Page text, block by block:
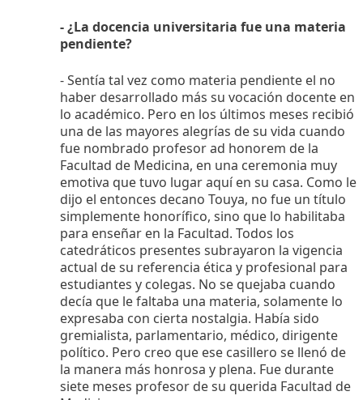
- ¿La docencia universitaria fue una materia
pendiente?
- Sentía tal vez como materia pendiente el no
haber desarrollado más su vocación docente en
lo académico. Pero en los últimos meses recibió
una de las mayores alegrías de su vida cuando
fue nombrado profesor ad honorem de la
Facultad de Medicina, en una ceremonia muy
emotiva que tuvo lugar aquí en su casa. Como le
dijo el entonces decano Touya, no fue un título
simplemente honorífico, sino que lo habilitaba
para enseñar en la Facultad. Todos los
catedráticos presentes subrayaron la vigencia
actual de su referencia ética y profesional para
estudiantes y colegas. No se quejaba cuando
decía que le faltaba una materia, solamente lo
expresaba con cierta nostalgia. Había sido
gremialista, parlamentario, médico, dirigente
político. Pero creo que ese casillero se llenó de
la manera más honrosa y plena. Fue durante
siete meses profesor de su querida Facultad de